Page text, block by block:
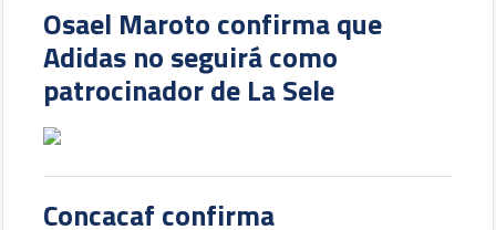
Osael Maroto confirma que
Adidas no seguirá como
patrocinador de La Sele
Concacaf confirma